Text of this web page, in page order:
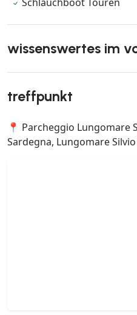
wissenswertes im
treffpunkt
📍 Parcheggio Lungomare
Sardegna, Lungomare